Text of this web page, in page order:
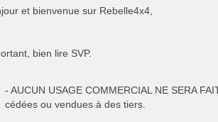
et bienvenue sur Rebelle4x4,
bien lire SVP.
- AUCUN USAGE COMMERCIAL NE SERA
cédées ou vendues à des tiers.